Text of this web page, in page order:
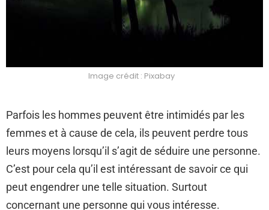
Image crédit : Pixabay
Parfois les hommes peuvent être intimidés par les
femmes et à cause de cela, ils peuvent perdre tous
leurs moyens lorsqu’il s’agit de séduire une personne.
C’est pour cela qu’il est intéressant de savoir ce qui
peut engendrer une telle situation. Surtout
concernant une personne qui vous intéresse.